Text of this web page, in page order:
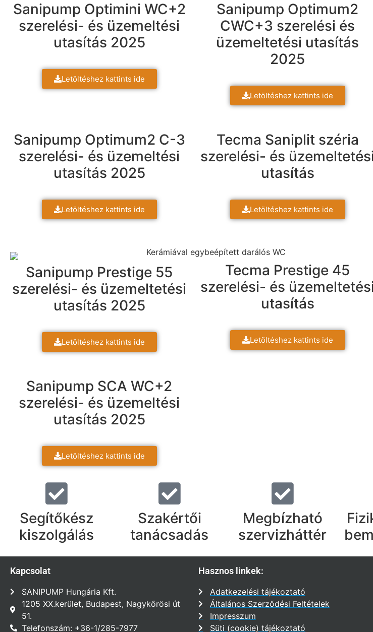
Sanipump Optimini WC+2
szerelési- és üzemeltési
utasítás 2025
Letöltéshez kattints ide
Sanipump Optimum2
CWC+3 szerelési és
üzemeltetési utasítás
2025
Letöltéshez kattints ide
Sanipump Optimum2 C-3
szerelési- és üzemeltési
utasítás 2025
Letöltéshez kattints ide
Tecma Saniplit széria
szerelési- és
utasítás
Letöltéshez kattints ide
Sanipump Prestige 55
szerelési- és üzemeltetési
utasítás 2025
Letöltéshez kattints ide
Tecma Prestige 45
szerelési- és
utasítás
Letöltéshez kattints ide
Sanipump SCA WC+2
szerelési- és üzemeltési
utasítás 2025
Letöltéshez kattints ide
Segítőkész
kiszolgálás
Szakértői
tanácsadás
Megbízható
szervizháttér
Kapcsolat
SANIPUMP Hungária Kft.
1205 XX.kerület, Budapest, Nagykőrösi út
51.
Telefonszám: +36-1/285-7977
Hasznos linkek:
Adatkezelési tájékoztató
Általános Szerződési Feltételek
Impresszum
Süti (cookie) tájékoztató